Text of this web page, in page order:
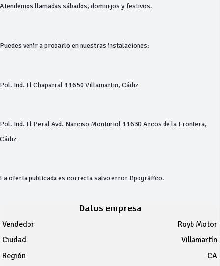
Atendemos llamadas sábados, domingos y festivos.
Puedes venir a probarlo en nuestras instalaciones:
Pol. Ind. El Chaparral 11650 Villamartin, Cádiz
Pol. Ind. El Peral Avd. Narciso Monturiol 11630 Arcos de la Frontera,
Cádiz
La oferta publicada es correcta salvo error tipográfico.
Datos empresa
Vendedor
Royb Motor
Ciudad
Villamartín
Región
CA